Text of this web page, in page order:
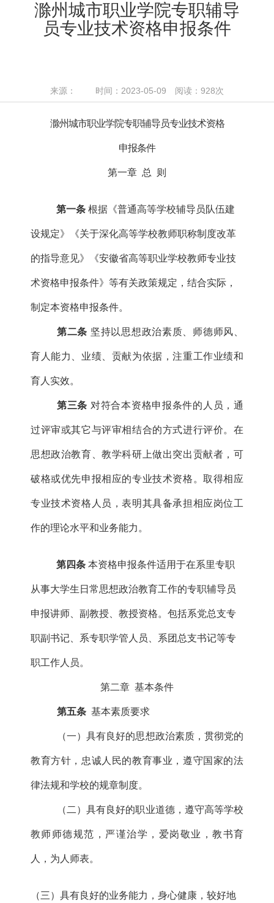
滁州城市职业学院专职辅导
员专业技术资格申报条件
来源： 时间：2023-05-09 阅读： 928次
滁州城市职业学院专职辅导员专业技术资格
申报条件
第一章 总 则
第一条 根据 《普通高等学校辅导员队伍建
设规定》《关于深化高等学校教师职称制度改革
的指导意见》《安徽省高等职业学校教师专业技
术资格申报条件》等有关政策规定，结合实际，
制定本资格申报条件。
第二条 坚持以思想政治素质、师德师风、
育人能力、业绩、贡献为依据，注重工作业绩和
育人实效。
第三条 对符合本资格申报条件的人员，通
过评审或其它与评审相结合的方式进行评价。在
思想政治教育、教学科研上做出突出贡献者，可
破格或优先申报相应的专业技术资格。取得相应
专业技术资格人员，表明其具备承担相应岗位工
作的理论水平和业务能力。
第四条 本资格申报条件适用于在系里专职
从事大学生日常思想政治教育工作的专职辅导员
申报讲师、副教授、教授资格。 包括系党总支专
职副书记、系专职学管人员、系团总支书记等专
职工作人员。
第二章 基本条件
第五条 基本素质要求
（一）具有良好的思想政治素质，贯彻党的
教育方针，忠诚人民的教育事业，遵守国家的法
律法规和学校的规章制度。
（二）具有良好的职业道德，遵守高等学校
教师师德规范，严谨治学，爱岗敬业，教书育
人，为人师表。
（三）具有良好的业务能力，身心健康，较好地